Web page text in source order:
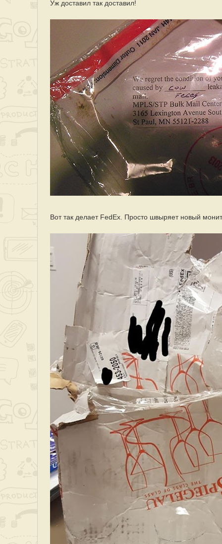
Уж доставил так доставил!
Вот так делает FedEx. Просто швыряет новый